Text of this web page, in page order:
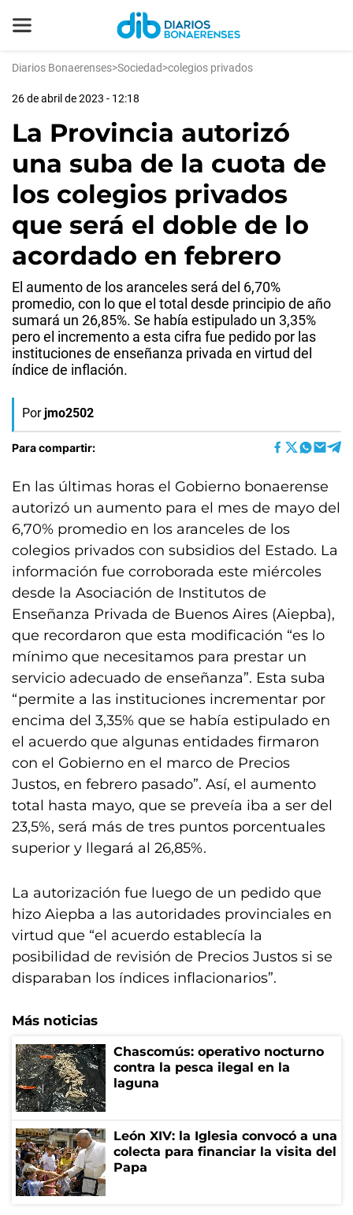
Diarios Bonaerenses>Sociedad>colegios privados
26 de abril de 2023 - 12:18
La Provincia autorizó
una suba de la cuota de
los colegios privados
que será el doble de lo
acordado en febrero
El aumento de los aranceles será del 6,70%
promedio, con lo que el total desde principio de año
sumará un 26,85%. Se había estipulado un 3,35%
pero el incremento a esta cifra fue pedido por las
instituciones de enseñanza privada en virtud del
índice de inflación.
Por jmo2502
Para compartir:
En las últimas horas el Gobierno bonaerense
autorizó un aumento para el mes de mayo del
6,70% promedio en los aranceles de los
colegios privados con subsidios del Estado. La
información fue corroborada este miércoles
desde la Asociación de Institutos de
Enseñanza Privada de Buenos Aires (Aiepba),
que recordaron que esta modificación “es lo
mínimo que necesitamos para prestar un
servicio adecuado de enseñanza”. Esta suba
“permite a las instituciones incrementar por
encima del 3,35% que se había estipulado en
el acuerdo que algunas entidades firmaron
con el Gobierno en el marco de Precios
Justos, en febrero pasado”. Así, el aumento
total hasta mayo, que se preveía iba a ser del
23,5%, será más de tres puntos porcentuales
superior y llegará al 26,85%.
La autorización fue luego de un pedido que
hizo Aiepba a las autoridades provinciales en
virtud que “el acuerdo establecía la
posibilidad de revisión de Precios Justos si se
disparaban los índices inflacionarios”.
Más noticias
Chascomús: operativo nocturno
contra la pesca ilegal en la
laguna
León XIV: la Iglesia convocó a una
colecta para financiar la visita del
Papa